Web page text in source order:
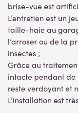
brise-vue est
L’entretien est un
taille-haie au
l’arroser ou de la
insectes ;
Grâce au
intacte pendant de
reste verdoyant et
L’installation est